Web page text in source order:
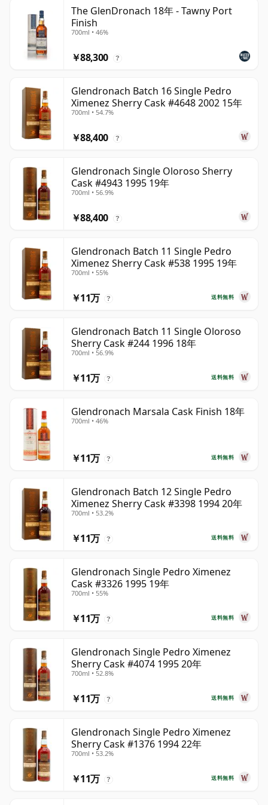
The GlenDronach 18年 - Tawny Port
Finish
700ml • 46%
￥88,300 ?
Glendronach Batch 16 Single Pedro
Ximenez Sherry Cask #4648 2002 15年
700ml • 54.7%
￥88,400 ?
Glendronach Single Oloroso Sherry
Cask #4943 1995 19年
700ml • 56.9%
￥88,400 ?
Glendronach Batch 11 Single Pedro
Ximenez Sherry Cask #538 1995 19年
700ml • 55%
送料無料
￥11万 ?
Glendronach Batch 11 Single Oloroso
Sherry Cask #244 1996 18年
700ml • 56.9%
送料無料
￥11万 ?
Glendronach Marsala Cask Finish 18年
700ml • 46%
送料無料
￥11万 ?
Glendronach Batch 12 Single Pedro
Ximenez Sherry Cask #3398 1994 20年
700ml • 53.2%
送料無料
￥11万 ?
Glendronach Single Pedro Ximenez
Cask #3326 1995 19年
700ml • 55%
送料無料
￥11万 ?
Glendronach Single Pedro Ximenez
Sherry Cask #4074 1995 20年
700ml • 52.8%
送料無料
￥11万 ?
Glendronach Single Pedro Ximenez
Sherry Cask #1376 1994 22年
700ml • 53.2%
送料無料
￥11万 ?